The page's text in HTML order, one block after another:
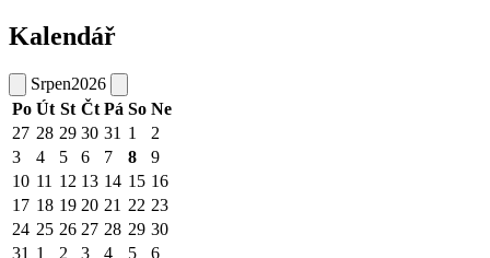
Kalendář
Srpen2026
Po Út St Čt Pá So Ne
27 28 29 30 31 1
2
3
4 5 6 7 8
9
10 11 12 13 14 15 16
17 18 19 20 21 22 23
24 25 26 27 28 29 30
31 1 2 3 4 5 6